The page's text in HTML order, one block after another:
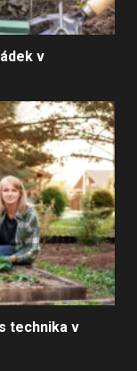
v
technika v